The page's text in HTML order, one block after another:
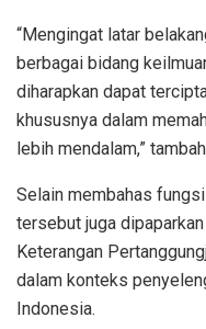
“Mengingat latar
berbagai bidang
diharapkan dapat
khususnya dalam
lebih mendalam,”
Selain membahas
tersebut juga
Keterangan
dalam konteks
Indonesia.